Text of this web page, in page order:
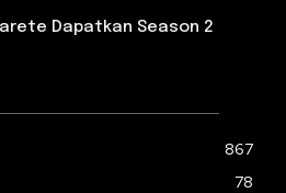
Dapatkan Season 2
867
78